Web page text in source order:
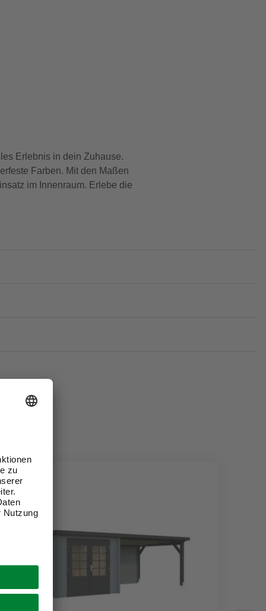
Erlebnis in dein Zuhause.
Farben. Mit den Maßen
im Innenraum. Erlebe die